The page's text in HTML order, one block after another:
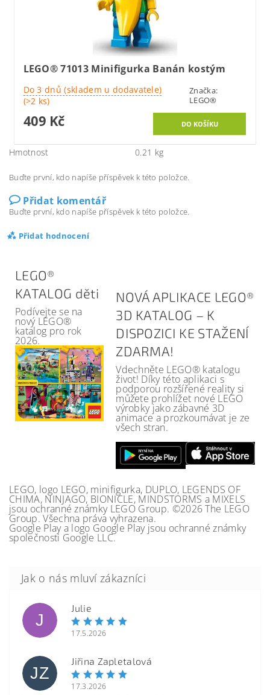
LEGO® 71013 Minifigurka Banán kostým
Do 3 dnů (skladem u dodavatele)
(>2 ks)
Značka:
LEGO®
409 Kč
Hmotnost 0.21 kg
Buďte první, kdo napíše příspěvek k této položce.
Přidat komentář
Buďte první, kdo napíše příspěvek k této položce.
Přidat hodnocení
LEGO®
KATALOG děti
Podívejte se na
nový LEGO®
katalog pro rok
2026.
NOVÁ APLIKACE LEGO®
3D KATALOG – K
DISPOZICI KE STAŽENÍ
ZDARMA!
Vdechněte LEGO® katalogu
život! Díky této aplikaci s
podporou rozšířené reality si
můžete prohlížet nové LEGO
výrobky jako zábavné 3D
animace a prozkoumávat je ze
všech stran.
LEGO, logo LEGO, minifigurka, DUPLO, LEGENDS OF
CHIMA, NINJAGO, BIONICLE, MINDSTORMS a MIXELS
jsou ochranné známky LEGO Group. ©2026 The LEGO
Group. Všechna práva vyhrazena.
Google Play a logo Google Play jsou ochranné známky
společnosti Google LLC.
J
Julie
17.5.2026
JZ
Jiřina Zapletalová
17.3.2026